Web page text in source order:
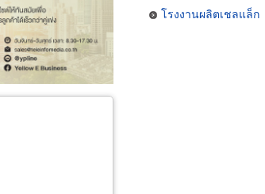
โรงงานผลิตเชลแล็ก